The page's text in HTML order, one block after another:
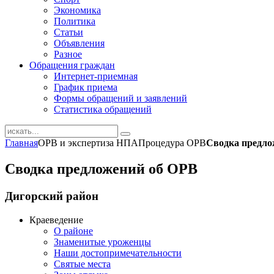
Экономика
Политика
Статьи
Объявления
Разное
Обращения граждан
Интернет-приемная
График приема
Формы обращений и заявлений
Статистика обращений
ГлавнаяОРВ и экспертиза НПАПроцедура ОРВСводка
Сводка предложений об ОРВ
Дигорский район
Краеведение
О районе
Знаменитые уроженцы
Наши достопримечательности
Святые места